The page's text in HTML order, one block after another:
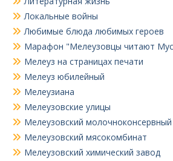
Локальные войны
Любимые блюда любимых героев
Марафон "Мелеузовцы читают
Мелеуз на страницах печати
Мелеуз юбилейный
Мелеузиана
Мелеузовские улицы
Мелеузовский
Мелеузовский мясокомбинат
Мелеузовский химический завод